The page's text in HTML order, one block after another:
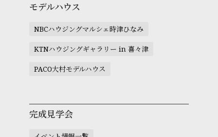
モデルハウス
NBCハウジングマルシェ時津ひなみ
KTNハウジングギャラリー in 喜々津
PACO大村モデルハウス
完成見学会